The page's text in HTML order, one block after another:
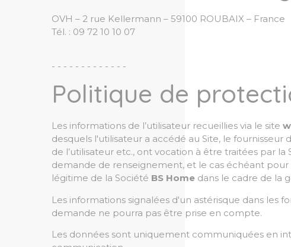
OVH – 2 rue Kellermann – 59100 ROUBAIX – France
Tél. : 09 72 10 10 07
- - - - - - - - - - - - -
Politique de
Les informations de l’utilisateur recueillies via le site
desquels l'utilisateur a accédé au Site, le
de l’utilisateur etc., ont vocation à être traitées par la
demande de renseignement, et le cas échéant pour
légitime de la Société BS Home dans le cadre de la
Les informations signalées d'un astérisque dans les
demande ne pourra pas être prise en compte.
Les données sont uniquement communiquées en